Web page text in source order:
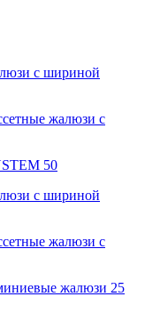
с шириной
жалюзи с
50
с шириной
жалюзи с
жалюзи 25